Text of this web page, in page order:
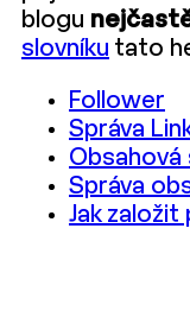
blogu
slovníku tato
Follower
Správa
Správa
Jak založit